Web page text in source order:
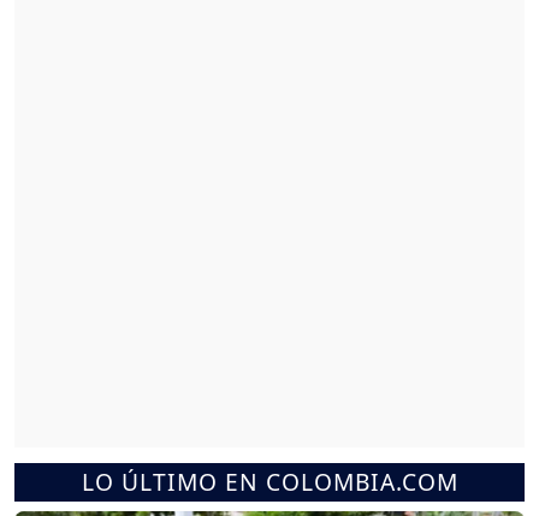
LO ÚLTIMO EN COLOMBIA.COM